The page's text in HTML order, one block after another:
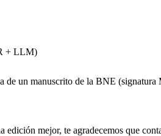
+ LLM)
de un manuscrito de la BNE (signatura
mejor, te agradecemos que